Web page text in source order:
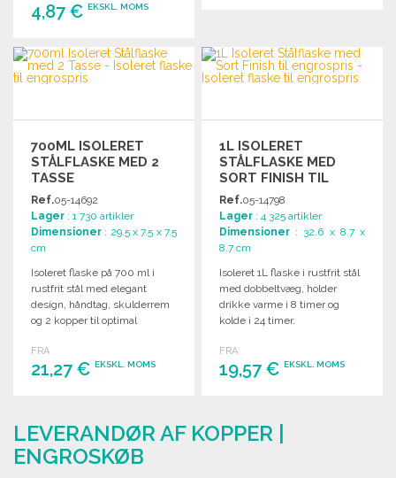
4,87 € EKSKL. MOMS
BESTIL
Anmod om et tilbud
Anmod om et tilbud
700ML ISOLERET
STÅLFLASKE MED 2
TASSE
Ref.05-14692
Lager : 1 730 artikler
Dimensioner : 29.5 x 7.5 x 7.5
cm
Isoleret flaske på 700 ml i
rustfrit stål med elegant
design, håndtag, skulderrem
og 2 kopper til optimal
FRA
21,27 € EKSKL. MOMS
Anmod om et tilbud
1L ISOLERET
STÅLFLASKE MED
SORT FINISH TIL
ENGROSPRIS
Ref.05-14798
Lager : 4 325 artikler
Dimensioner : 32.6 x 8.7 x
8.7 cm
Isoleret 1L flaske i rustfrit stål
med dobbeltvæg, holder
drikke varme i 8 timer og
kolde i 24 timer.
FRA
19,57 €EKSKL. MOMS
Anmod om et tilbud
LEVERANDØR AF KOPPER |
ENGROSKØB